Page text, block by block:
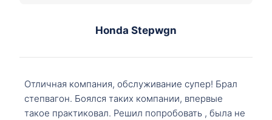
Honda Stepwgn
Отличная компания, обслуживание супер! Брал
степвагон. Боялся таких компании, впервые
такое практиковал. Решил попробовать , была не